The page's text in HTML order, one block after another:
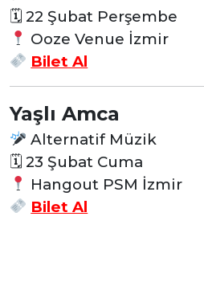
🗓 22 Şubat Perşembe
Ooze Venue İzmir
Bilet Al
Yaşlı Amca
Alternatif Müzik
🗓 23 Şubat Cuma
Hangout PSM İzmir
Bilet Al